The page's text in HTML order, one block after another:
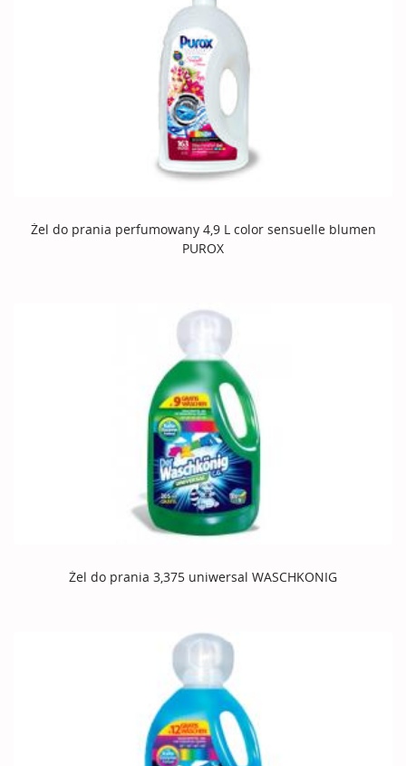
Żel do prania perfumowany 4,9 L color sensuelle blumen
PUROX
Żel do prania 3,375 uniwersal WASCHKONIG